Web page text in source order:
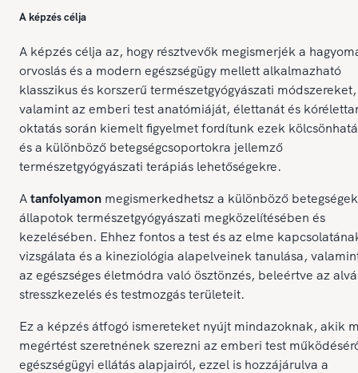
A képzés célja
A képzés célja az, hogy résztvevők megismerjék a
orvoslás és a modern egészségügy mellett alkalmazható
klasszikus és korszerű természetgyógyászati módszereket,
valamint az emberi test anatómiáját, élettanát és
oktatás során kiemelt figyelmet fordítunk ezek
és a különböző betegségcsoportokra jellemző
természetgyógyászati terápiás lehetőségekre.
Atanfolyamon megismerkedhetsz a különböző
állapotok természetgyógyászati megközelítésében és
kezelésében. Ehhez fontos a test és az elme
vizsgálata és a kineziológia alapelveinek tanulása,
az egészséges életmódra való ösztönzés, beleértve az
stresszkezelés és testmozgás területeit.
Ez a képzés átfogó ismereteket nyújt mindazoknak, akik
megértést szeretnének szerezni az emberi test
egészségügyi ellátás alapjairól, ezzel is hozzájárulva a